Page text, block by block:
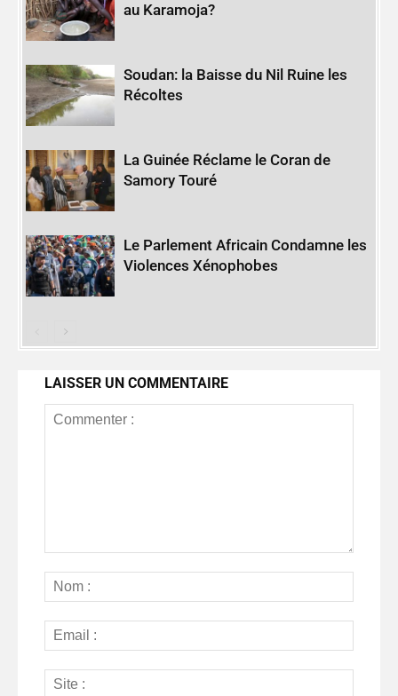
au Karamoja?
Soudan: la Baisse du Nil Ruine les
Récoltes
La Guinée Réclame le Coran de
Samory Touré
Le Parlement Africain Condamne les
Violences Xénophobes
LAISSER UN COMMENTAIRE